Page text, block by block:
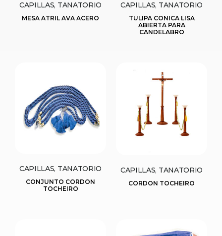
CAPILLAS, TANATORIO
MESA ATRIL AVA ACERO
CAPILLAS, TANATORIO
TULIPA CONICA LISA
ABIERTA PARA
CANDELABRO
CAPILLAS, TANATORIO
CONJUNTO CORDON
TOCHEIRO
CAPILLAS, TANATORIO
CORDON TOCHEIRO